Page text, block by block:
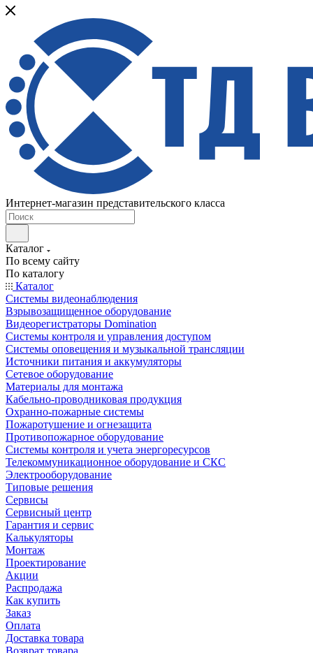
Интернет-магазин представительского класса
Каталог
По всему сайту
По каталогу
Каталог
Системы видеонаблюдения
Взрывозащищенное оборудование
Видеорегистраторы Domination
Системы контроля и управления доступом
Системы оповещения и музыкальной трансляции
Источники питания и аккумуляторы
Сетевое оборудование
Материалы для монтажа
Кабельно-проводниковая продукция
Охранно-пожарные системы
Пожаротушение и огнезащита
Противопожарное оборудование
Системы контроля и учета энергоресурсов
Телекоммуникационное оборудование и СКС
Электрооборудование
Типовые решения
Сервисы
Сервисный центр
Гарантия и сервис
Калькуляторы
Монтаж
Проектирование
Акции
Распродажа
Как купить
Заказ
Оплата
Доставка товара
Возврат товара